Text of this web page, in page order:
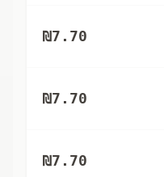
₪7.70
₪7.70
₪7.70